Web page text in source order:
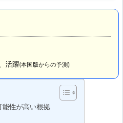
活躍(本国版からの予測)
能性が高い根拠